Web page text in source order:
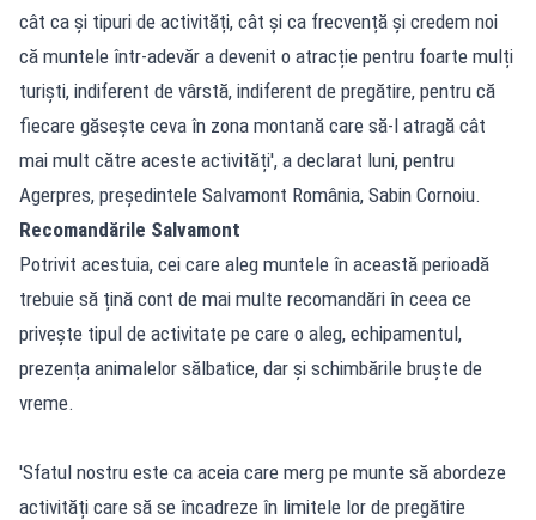
cât ca și tipuri de activități, cât și ca frecvență și credem noi
că muntele într-adevăr a devenit o atracție pentru foarte mulți
turiști, indiferent de vârstă, indiferent de pregătire, pentru că
fiecare găsește ceva în zona montană care să-l atragă cât
mai mult către aceste activități', a declarat luni, pentru
Agerpres, președintele Salvamont România, Sabin Cornoiu.
Recomandările Salvamont
Potrivit acestuia, cei care aleg muntele în această perioadă
trebuie să țină cont de mai multe recomandări în ceea ce
privește tipul de activitate pe care o aleg, echipamentul,
prezența animalelor sălbatice, dar și schimbările bruște de
vreme.
'Sfatul nostru este ca aceia care merg pe munte să abordeze
activități care să se încadreze în limitele lor de pregătire